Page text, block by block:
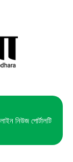
নিউজ পোর্টালটি